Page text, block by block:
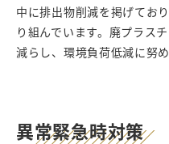
中に排出物削減を掲げてお
り組んでいます。廃プラス
減らし、環境負荷低減に努め
異常緊急時対策